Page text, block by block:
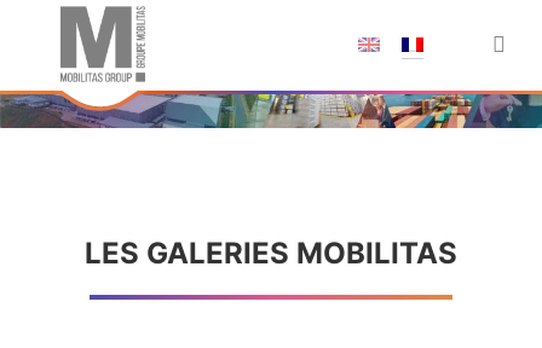
LES GALERIES MOBILITAS